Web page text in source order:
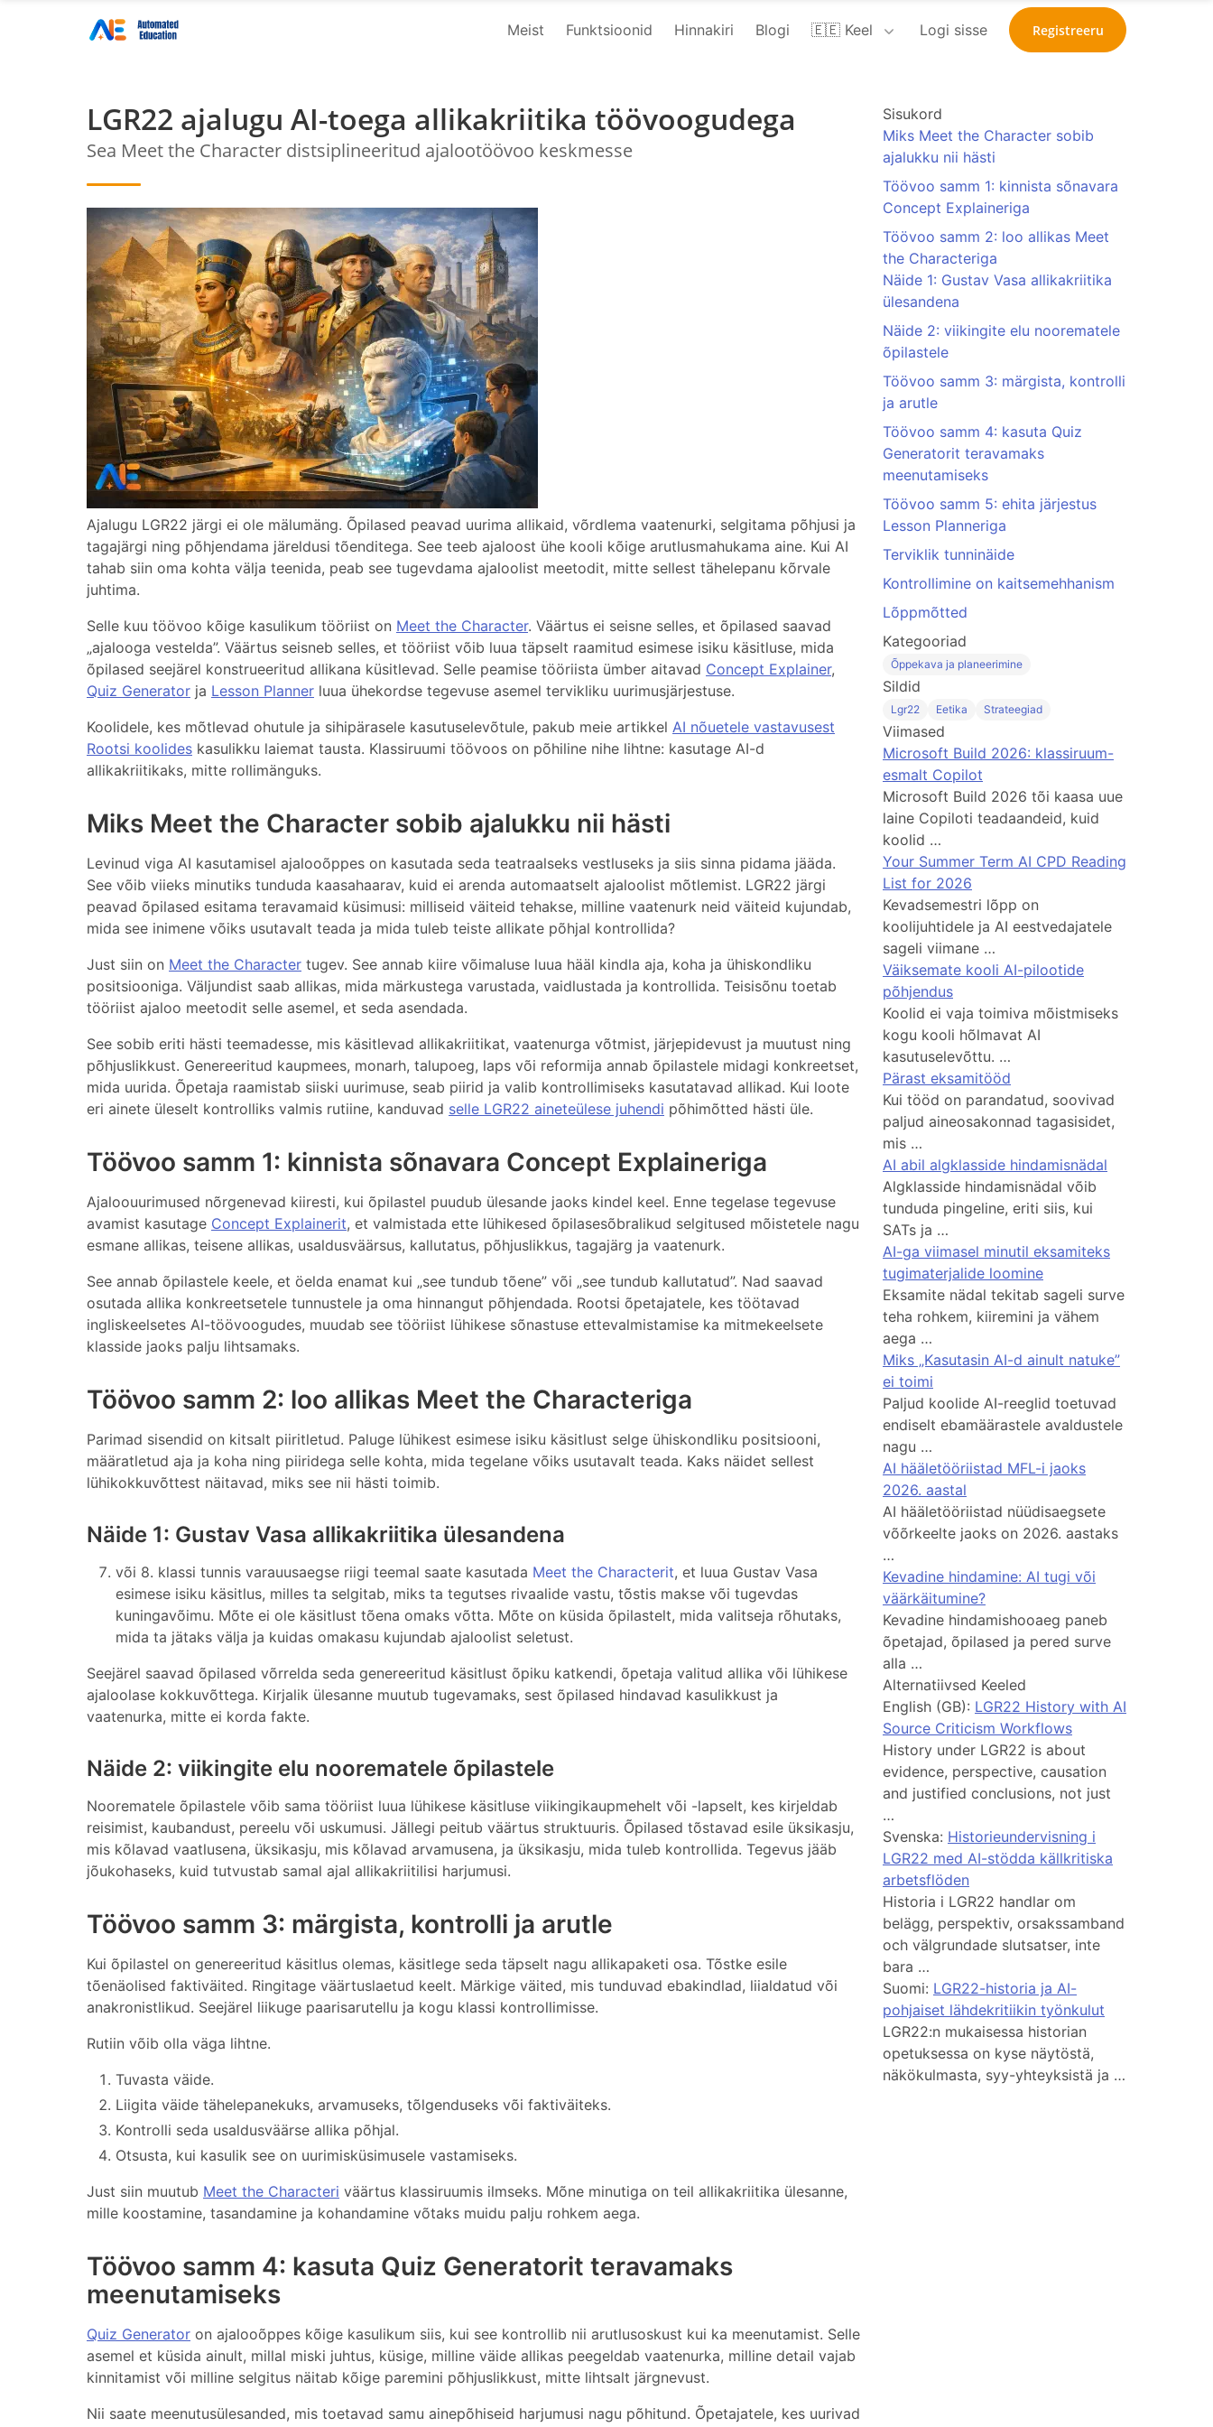
Meist Funktsioonid Hinnakiri Blogi 🇪🇪 Keel Logi sisse Registreeru
LGR22 ajalugu AI-toega allikakriitika töövoogudega
Sea Meet the Character distsiplineeritud ajalootöövoo keskmesse
Ajalugu LGR22 järgi ei ole mälumäng. Õpilased peavad uurima allikaid, võrdlema vaatenurki, selgitama põhjusi ja
tagajärgi ning põhjendama järeldusi tõenditega. See teeb ajaloost ühe kooli kõige arutlusmahukama aine. Kui AI
tahab siin oma kohta välja teenida, peab see tugevdama ajaloolist meetodit, mitte sellest tähelepanu kõrvale
juhtima.
Selle kuu töövoo kõige kasulikum tööriist on Meet the Character. Väärtus ei seisne selles, et õpilased saavad
„ajalooga vestelda”. Väärtus seisneb selles, et tööriist võib luua täpselt raamitud esimese isiku käsitluse, mida
õpilased seejärel konstrueeritud allikana küsitlevad. Selle peamise tööriista ümber aitavad Concept Explainer,
Quiz Generator ja Lesson Planner luua ühekordse tegevuse asemel tervikliku uurimusjärjestuse.
Koolidele, kes mõtlevad ohutule ja sihipärasele kasutuselevõtule, pakub meie artikkel AI nõuetele vastavusest
Rootsi koolides kasulikku laiemat tausta. Klassiruumi töövoos on põhiline nihe lihtne: kasutage AI-d
allikakriitikaks, mitte rollimänguks.
Miks Meet the Character sobib ajalukku nii hästi
Levinud viga AI kasutamisel ajalooõppes on kasutada seda teatraalseks vestluseks ja siis sinna pidama jääda.
See võib viieks minutiks tunduda kaasahaarav, kuid ei arenda automaatselt ajaloolist mõtlemist. LGR22 järgi
peavad õpilased esitama teravamaid küsimusi: milliseid väiteid tehakse, milline vaatenurk neid väiteid kujundab,
mida see inimene võiks usutavalt teada ja mida tuleb teiste allikate põhjal kontrollida?
Just siin on Meet the Character tugev. See annab kiire võimaluse luua hääl kindla aja, koha ja ühiskondliku
positsiooniga. Väljundist saab allikas, mida märkustega varustada, vaidlustada ja kontrollida. Teisisõnu toetab
tööriist ajaloo meetodit selle asemel, et seda asendada.
See sobib eriti hästi teemadesse, mis käsitlevad allikakriitikat, vaatenurga võtmist, järjepidevust ja muutust ning
põhjuslikkust. Genereeritud kaupmees, monarh, talupoeg, laps või reformija annab õpilastele midagi konkreetset,
mida uurida. Õpetaja raamistab siiski uurimuse, seab piirid ja valib kontrollimiseks kasutatavad allikad. Kui loote
eri ainete üleselt kontrolliks valmis rutiine, kanduvad selle LGR22 aineteülese juhendi põhimõtted hästi üle.
Töövoo samm 1: kinnista sõnavara Concept Explaineriga
Ajaloouurimused nõrgenevad kiiresti, kui õpilastel puudub ülesande jaoks kindel keel. Enne tegelase tegevuse
avamist kasutage Concept Explainerit, et valmistada ette lühikesed õpilasesõbralikud selgitused mõistetele nagu
esmane allikas, teisene allikas, usaldusväärsus, kallutatus, põhjuslikkus, tagajärg ja vaatenurk.
See annab õpilastele keele, et öelda enamat kui „see tundub tõene” või „see tundub kallutatud”. Nad saavad
osutada allika konkreetsetele tunnustele ja oma hinnangut põhjendada. Rootsi õpetajatele, kes töötavad
ingliskeelsetes AI-töövoogudes, muudab see tööriist lühikese sõnastuse ettevalmistamise ka mitmekeelsete
klasside jaoks palju lihtsamaks.
Töövoo samm 2: loo allikas Meet the Characteriga
Parimad sisendid on kitsalt piiritletud. Paluge lühikest esimese isiku käsitlust selge ühiskondliku positsiooni,
määratletud aja ja koha ning piiridega selle kohta, mida tegelane võiks usutavalt teada. Kaks näidet sellest
lühikokkuvõttest näitavad, miks see nii hästi toimib.
Näide 1: Gustav Vasa allikakriitika ülesandena
või 8. klassi tunnis varauusaegse riigi teemal saate kasutada Meet the Characterit, et luua Gustav Vasa
esimese isiku käsitlus, milles ta selgitab, miks ta tegutses rivaalide vastu, tõstis makse või tugevdas
kuningavõimu. Mõte ei ole käsitlust tõena omaks võtta. Mõte on küsida õpilastelt, mida valitseja rõhutaks,
mida ta jätaks välja ja kuidas omakasu kujundab ajaloolist seletust.
Seejärel saavad õpilased võrrelda seda genereeritud käsitlust õpiku katkendi, õpetaja valitud allika või lühikese
ajaloolase kokkuvõttega. Kirjalik ülesanne muutub tugevamaks, sest õpilased hindavad kasulikkust ja
vaatenurka, mitte ei korda fakte.
Näide 2: viikingite elu noorematele õpilastele
Noorematele õpilastele võib sama tööriist luua lühikese käsitluse viikingikaupmehelt või -lapselt, kes kirjeldab
reisimist, kaubandust, pereelu või uskumusi. Jällegi peitub väärtus struktuuris. Õpilased tõstavad esile üksikasju,
mis kõlavad vaatlusena, üksikasju, mis kõlavad arvamusena, ja üksikasju, mida tuleb kontrollida. Tegevus jääb
jõukohaseks, kuid tutvustab samal ajal allikakriitilisi harjumusi.
Töövoo samm 3: märgista, kontrolli ja arutle
Kui õpilastel on genereeritud käsitlus olemas, käsitlege seda täpselt nagu allikapaketi osa. Tõstke esile
tõenäolised faktiväited. Ringitage väärtuslaetud keelt. Märkige väited, mis tunduvad ebakindlad, liialdatud või
anakronistlikud. Seejärel liikuge paarisarutellu ja kogu klassi kontrollimisse.
Rutiin võib olla väga lihtne.
Tuvasta väide.
Liigita väide tähelepanekuks, arvamuseks, tõlgenduseks või faktiväiteks.
Kontrolli seda usaldusväärse allika põhjal.
Otsusta, kui kasulik see on uurimisküsimusele vastamiseks.
Just siin muutub Meet the Characteri väärtus klassiruumis ilmseks. Mõne minutiga on teil allikakriitika ülesanne,
mille koostamine, tasandamine ja kohandamine võtaks muidu palju rohkem aega.
Töövoo samm 4: kasuta Quiz Generatorit teravamaks
meenutamiseks
Quiz Generator on ajalooõppes kõige kasulikum siis, kui see kontrollib nii arutlusoskust kui ka meenutamist. Selle
asemel et küsida ainult, millal miski juhtus, küsige, milline väide allikas peegeldab vaatenurka, milline detail vajab
kinnitamist või milline selgitus näitab kõige paremini põhjuslikkust, mitte lihtsalt järgnevust.
Nii saate meenutusülesanded, mis toetavad samu ainepõhiseid harjumusi nagu põhitund. Õpetajatele, kes uurivad
Sisukord
Miks Meet the Character sobib
ajalukku nii hästi
Töövoo samm 1: kinnista sõnavara
Concept Explaineriga
Töövoo samm 2: loo allikas Meet
the Characteriga
Näide 1: Gustav Vasa allikakriitika
ülesandena
Näide 2: viikingite elu noorematele
õpilastele
Töövoo samm 3: märgista, kontrolli
ja arutle
Töövoo samm 4: kasuta Quiz
Generatorit teravamaks
meenutamiseks
Töövoo samm 5: ehita järjestus
Lesson Planneriga
Terviklik tunninäide
Kontrollimine on kaitsemehhanism
Lõppmõtted
Kategooriad
Õppekava ja planeerimine
Sildid
Lgr22 Eetika Strateegiad
Viimased
Microsoft Build 2026: klassiruum-
esmalt Copilot
Microsoft Build 2026 tõi kaasa uue
laine Copiloti teadaandeid, kuid
koolid …
Your Summer Term AI CPD Reading
List for 2026
Kevadsemestri lõpp on
koolijuhtidele ja AI eestvedajatele
sageli viimane …
Väiksemate kooli AI-pilootide
põhjendus
Koolid ei vaja toimiva mõistmiseks
kogu kooli hõlmavat AI
kasutuselevõttu. …
Pärast eksamitööd
Kui tööd on parandatud, soovivad
paljud aineosakonnad tagasisidet,
mis …
AI abil algklasside hindamisnädal
Algklasside hindamisnädal võib
tunduda pingeline, eriti siis, kui
SATs ja …
AI-ga viimasel minutil eksamiteks
tugimaterjalide loomine
Eksamite nädal tekitab sageli surve
teha rohkem, kiiremini ja vähem
aega …
Miks „Kasutasin AI-d ainult natuke”
ei toimi
Paljud koolide AI-reeglid toetuvad
endiselt ebamäärastele avaldustele
nagu …
AI hääletööriistad MFL-i jaoks
2026. aastal
AI hääletööriistad nüüdisaegsete
võõrkeelte jaoks on 2026. aastaks
…
Kevadine hindamine: AI tugi või
väärkäitumine?
Kevadine hindamishooaeg paneb
õpetajad, õpilased ja pered surve
alla …
Alternatiivsed Keeled
English (GB): LGR22 History with AI
Source Criticism Workflows
History under LGR22 is about
evidence, perspective, causation
and justified conclusions, not just
…
Svenska: Historieundervisning i
LGR22 med AI-stödda källkritiska
arbetsflöden
Historia i LGR22 handlar om
belägg, perspektiv, orsakssamband
och välgrundade slutsatser, inte
bara …
Suomi: LGR22-historia ja AI-
pohjaiset lähdekritiikin työnkulut
LGR22:n mukaisessa historian
opetuksessa on kyse näytöstä,
näkökulmasta, syy-yhteyksistä ja …